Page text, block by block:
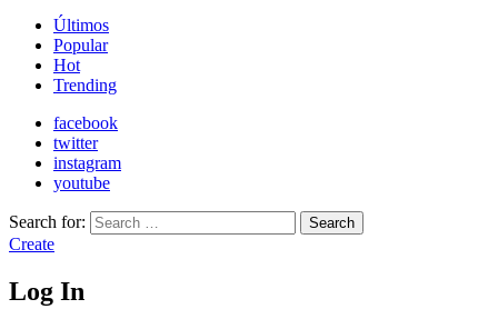
Últimos
Popular
Hot
Trending
facebook
twitter
instagram
youtube
Search for: Search
Create
Log In